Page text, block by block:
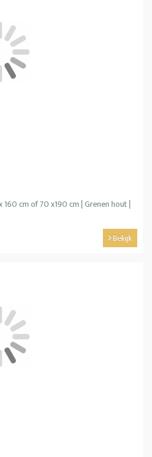
cm of 70 x190 cm | Grenen hout |
Bekijk